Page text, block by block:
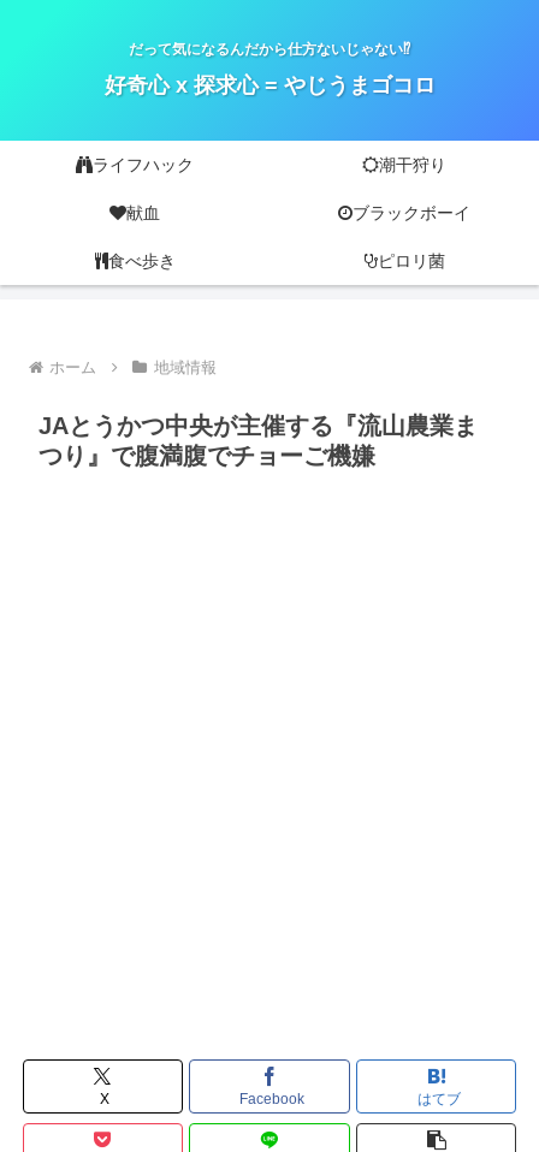
だって気になるんだから仕方ないじゃない⁉
好奇心 x 探求心 = やじうまゴコロ
ライフハック 潮干狩り
献血 ブラックボーイ
食べ歩き ピロリ菌
ホーム 地域情報
JAとうかつ中央が主催する『流山農業ま
つり』で腹満腹でチョーご機嫌
X Facebook はてブ